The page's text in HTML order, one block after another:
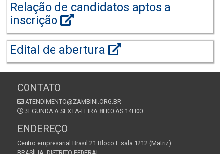
Relação de candidatos aptos a
inscrição
Edital de abertura
CONTATO
ATENDIMENTO@ZAMBINI.ORG.BR
SEGUNDA A SEXTA-FEIRA 8H00 ÀS 14H00
ENDEREÇO
Centro empresarial Brasil 21 Bloco E sala 1212 (Matriz)
BRASÍLIA, DISTRITO FEDERAL